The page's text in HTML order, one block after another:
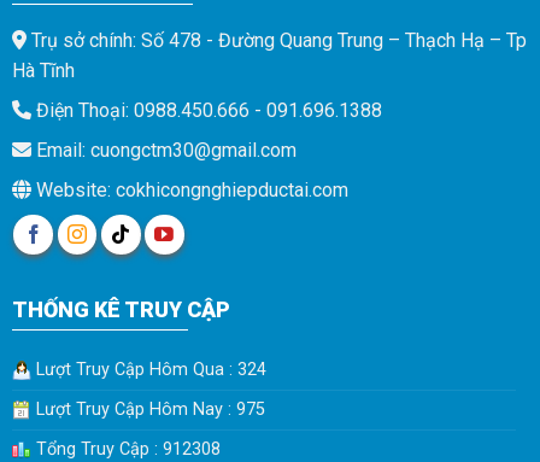
Trụ sở chính: Số 478 - Đường Quang Trung – Thạch Hạ – Tp
Hà Tĩnh
Điện Thoại: 0988.450.666 - 091.696.1388
Email: cuongctm30@gmail.com
Website: cokhicongnghiepductai.com
THỐNG KÊ TRUY CẬP
Lượt Truy Cập Hôm Qua : 324
Lượt Truy Cập Hôm Nay : 975
Tổng Truy Cập : 912308